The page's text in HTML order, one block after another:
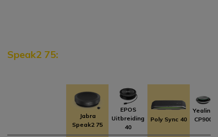
Speak2 75:
Jabra
Speak2 75
EPOS
Uitbreiding
40
Poly Sync 40
Yealink
CP900